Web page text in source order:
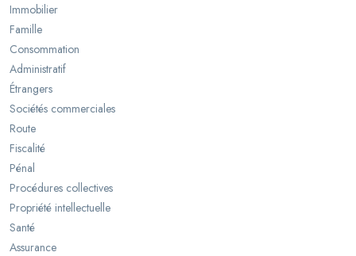
Immobilier
Famille
Consommation
Administratif
Étrangers
Sociétés commerciales
Route
Fiscalité
Pénal
Procédures collectives
Propriété intellectuelle
Santé
Assurance